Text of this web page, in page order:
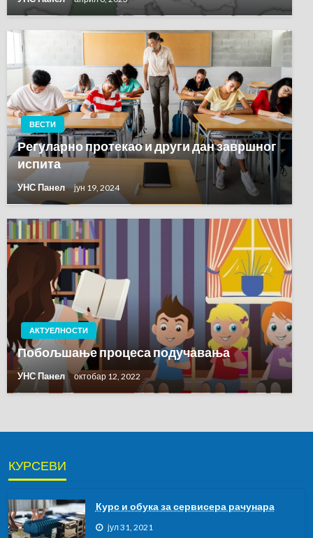
ВЕСТИ
Регуларно протекао и други дан завршног
испита
УНС Панел јун 19, 2024
АКТУЕЛНОСТИ
Побољшање процеса подучавања
УНС Панел октобар 12, 2022
КУРСЕВИ
Курс и обука за сервисера рачунара
јул 31, 2021